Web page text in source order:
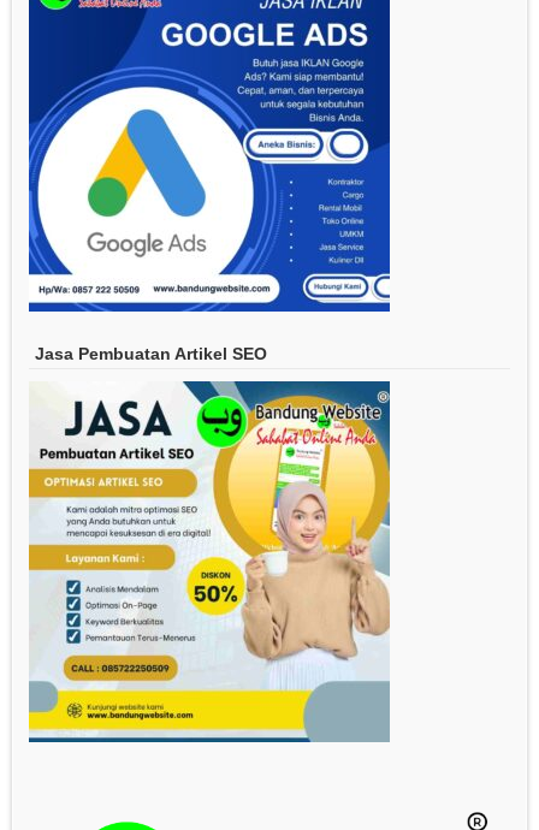
Jasa Pembuatan Artikel SEO